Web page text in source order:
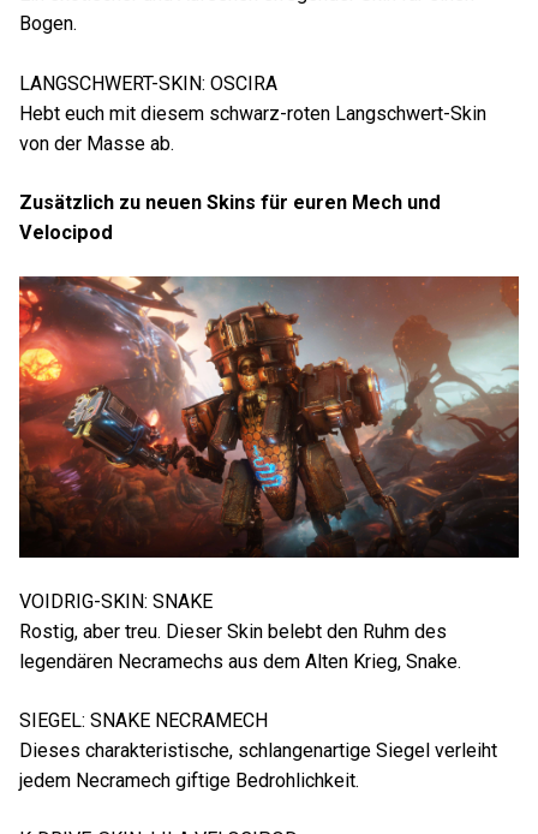
Bogen.
LANGSCHWERT-SKIN: OSCIRA
Hebt euch mit diesem schwarz-roten Langschwert-Skin
von der Masse ab.
Zusätzlich zu neuen Skins für euren Mech und
Velocipod
VOIDRIG-SKIN: SNAKE
Rostig, aber treu. Dieser Skin belebt den Ruhm des
legendären Necramechs aus dem Alten Krieg, Snake.
SIEGEL: SNAKE NECRAMECH
Dieses charakteristische, schlangenartige Siegel verleiht
jedem Necramech giftige Bedrohlichkeit.